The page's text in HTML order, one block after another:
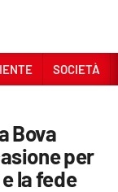
SOCIETÀ
Bova
per
la fede